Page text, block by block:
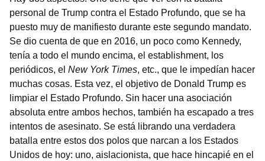
personal de Trump contra el Estado Profundo, que se ha
puesto muy de manifiesto durante este segundo mandato.
Se dio cuenta de que en 2016, un poco como Kennedy,
tenía a todo el mundo encima, el establishment, los
periódicos, el New York Times, etc., que le impedían hacer
muchas cosas. Esta vez, el objetivo de Donald Trump es
limpiar el Estado Profundo. Sin hacer una asociación
absoluta entre ambos hechos, también ha escapado a tres
intentos de asesinato. Se está librando una verdadera
batalla entre estos dos polos que narcan a los Estados
Unidos de hoy: uno, aislacionista, que hace hincapié en el